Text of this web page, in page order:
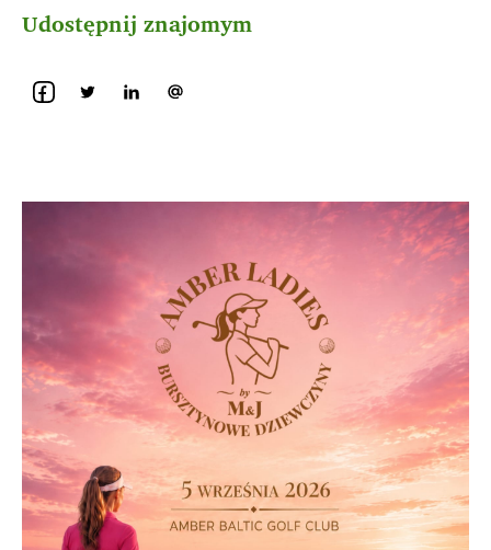
Udostępnij znajomym